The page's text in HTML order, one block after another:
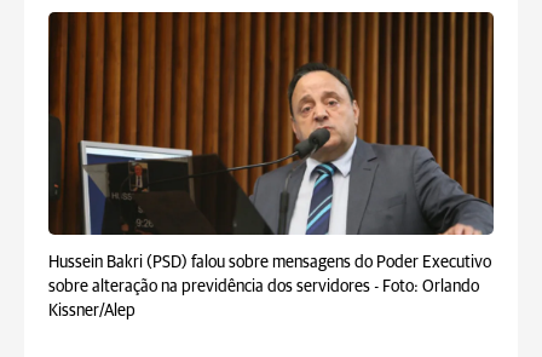
Hussein Bakri (PSD) falou sobre mensagens do Poder Executivo
sobre alteração na previdência dos servidores - Foto: Orlando
Kissner/Alep